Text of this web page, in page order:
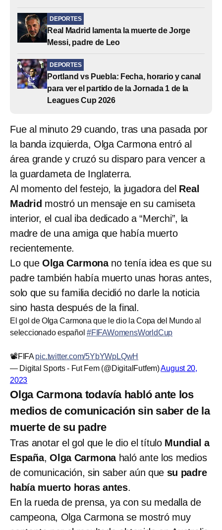
DEPORTES
Real Madrid lamenta la muerte de Jorge
Messi, padre de Leo
DEPORTES
Portland vs Puebla: Fecha, horario y canal
para ver el partido de la Jornada 1 de la
Leagues Cup 2026
Fue al minuto 29 cuando, tras una pasada por
la banda izquierda, Olga Carmona entró al
área grande y cruzó su disparo para vencer a
la guardameta de Inglaterra.
Al momento del festejo, la jugadora del Real
Madrid mostró un mensaje en su camiseta
interior, el cual iba dedicado a “Merchi”, la
madre de una amiga que había muerto
recientemente.
Lo que Olga Carmonano tenía idea es que su
padre también había muerto unas horas antes,
solo que su familia decidió no darle la noticia
sino hasta después de la final.
El gol de Olga Carmona que le dio la Copa del Mundo al
seleccionado español#FIFAWomensWorldCup
📽️FIFApic.twitter.com/5YbYWpLQwH
— Digital Sports - Fut Fem (@DigitalFutfem)August 20,
2023
Olga Carmona todavía habló ante los
medios de comunicación sin saber de la
muerte de su padre
Tras anotar el gol que le dio el título Mundial a
España,Olga Carmonahaló ante los medios
de comunicación, sin saber aún que su padre
había muerto horas antes.
En la rueda de prensa, ya con su medalla de
campeona, Olga Carmona se mostró muy